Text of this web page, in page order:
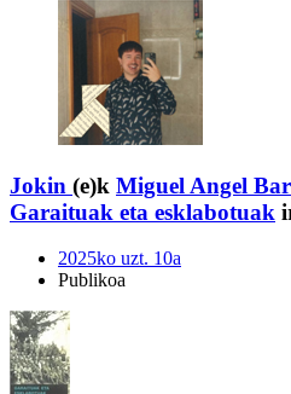
Jokin (e)k Miguel Angel
Garaituak eta esklabotuak
2025ko uzt. 10a
Publikoa